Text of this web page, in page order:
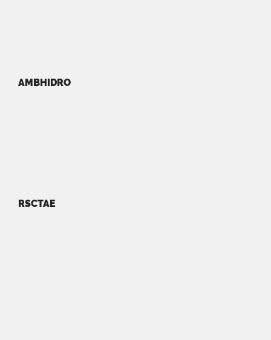
AMBHIDRO
RSCTAE